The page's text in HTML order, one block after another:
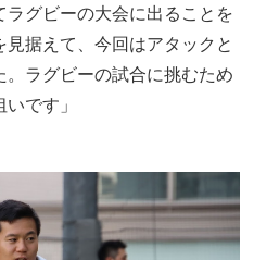
ラグビーの大会に出ることを
据えて、今回はアタックと
ラグビーの試合に挑むため
です」